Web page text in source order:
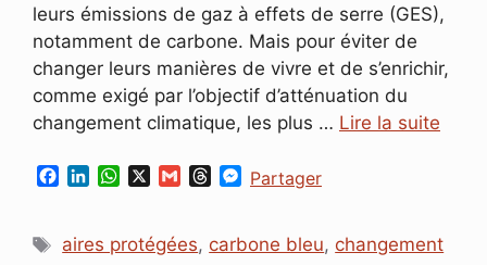
leurs émissions de gaz à effets de serre (GES),
notamment de carbone. Mais pour éviter de
changer leurs manières de vivre et de s’enrichir,
comme exigé par l’objectif d’atténuation du
changement climatique, les plus … Lire la suite
e
k
W
t
G
i
e
M
s
Partager
Étiquettes
aires protégées, carbone bleu, changement